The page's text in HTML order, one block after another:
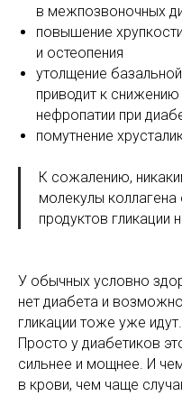
в межпозвоночных
повышение
и остеопения
утолщение
приводит к
нефропатии при
помутнение
К сожалению,
молекулы
продуктов гликации
У обычных условно
нет диабета и
гликации тоже уже идут.
Просто у диабетиков
сильнее и мощнее. И
в крови, чем чаще